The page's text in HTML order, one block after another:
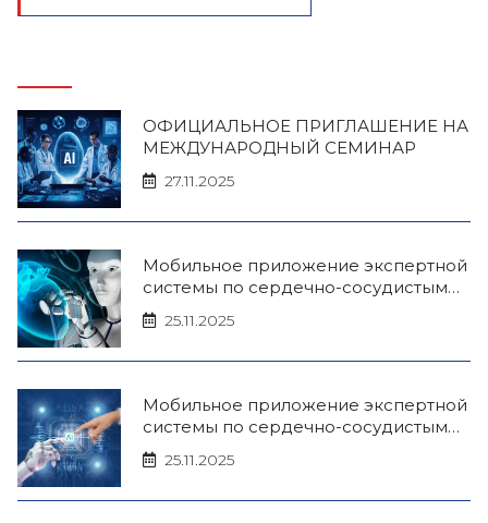
ОФИЦИАЛЬНОЕ ПРИГЛАШЕНИЕ НА
МЕЖДУНАРОДНЫЙ СЕМИНАР
27.11.2025
Мобильное приложение экспертной
системы по сердечно-сосудистым
заболеваниям с использованием
искусственного интеллекта (iOS)
25.11.2025
Мобильное приложение экспертной
системы по сердечно-сосудистым
заболеваниям с использованием
искусственного интеллекта (Android)
25.11.2025